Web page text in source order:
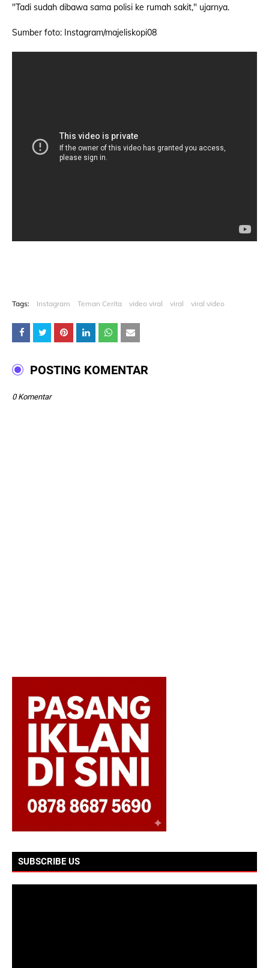
"Tadi sudah dibawa sama polisi ke rumah sakit," ujarnya.
Sumber foto: Instagram/majeliskopi08
Tags: Instagram Teman Cerita video viral viral viral video
POSTING KOMENTAR
0 Komentar
SUBSCRIBE US